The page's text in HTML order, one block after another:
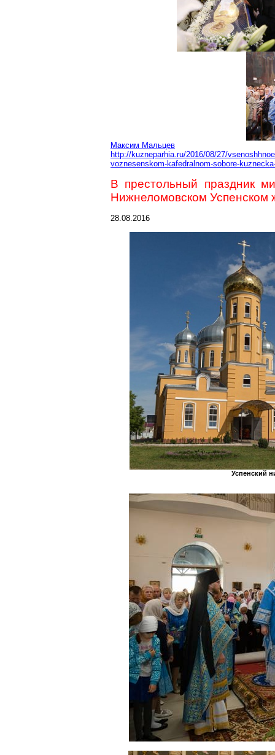
Максим Мальцев
http://kuzneparhia.ru/2016/08/27/
voznesenskom-kafedralnom-sobore-
В престольный праздник
Нижнеломовском Успенском
28.08.2016
Успенский